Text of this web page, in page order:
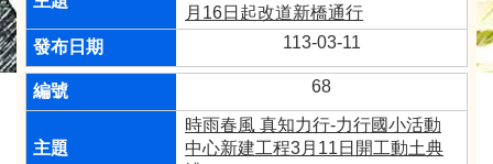
月16日起改道新橋通行
113-03-11
68
時雨春風 真知力行-力行國小活動
中心新建工程3月11日開工動土典